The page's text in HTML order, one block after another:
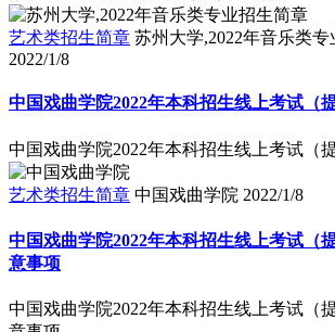
艺术类招生简章 苏州大学,2022年音乐类
2022/1/8
中国戏曲学院2022年本科招生线上考试（
中国戏曲学院2022年本科招生线上考试（
艺术类招生简章 中国戏曲学院 2022/1/8
中国戏曲学院2022年本科招生线上考试（
意事项
中国戏曲学院2022年本科招生线上考试（